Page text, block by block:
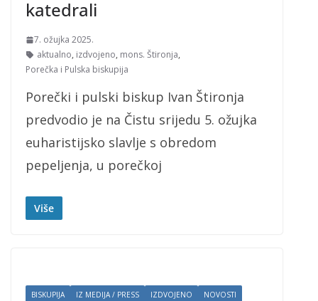
katedrali
7. ožujka 2025.
aktualno, izdvojeno, mons. Štironja,
Porečka i Pulska biskupija
Porečki i pulski biskup Ivan Štironja
predvodio je na Čistu srijedu 5. ožujka
euharistijsko slavlje s obredom
pepeljenja, u porečkoj
Više
BISKUPIJA IZ MEDIJA / PRESS IZDVOJENO
NOVOSTI